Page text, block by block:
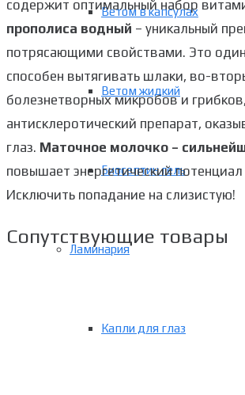
Ветом в капсулах
Ветом жидкий
Биосептин гель
Ламинария
Капли для глаз
содержит оптимальный набор
прополиса водный – уникальный
потрясающими свойствами. Это
способен вытягивать шлаки, во-
болезнетворных микробов и
антисклеротический препарат,
глаз. Маточное молочко –
повышает энергетический
Исключить попадание на слизистую!
Сопутствующие товары